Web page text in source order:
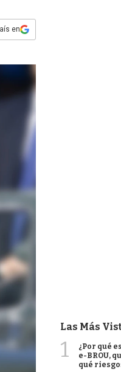
en
Las Más
1
¿Por qué
e-BROU,
qué